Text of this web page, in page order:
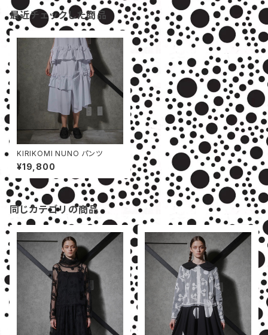
最近チェックした商品
KIRIKOMI NUNO パンツ
¥19,800
同じカテゴリの商品